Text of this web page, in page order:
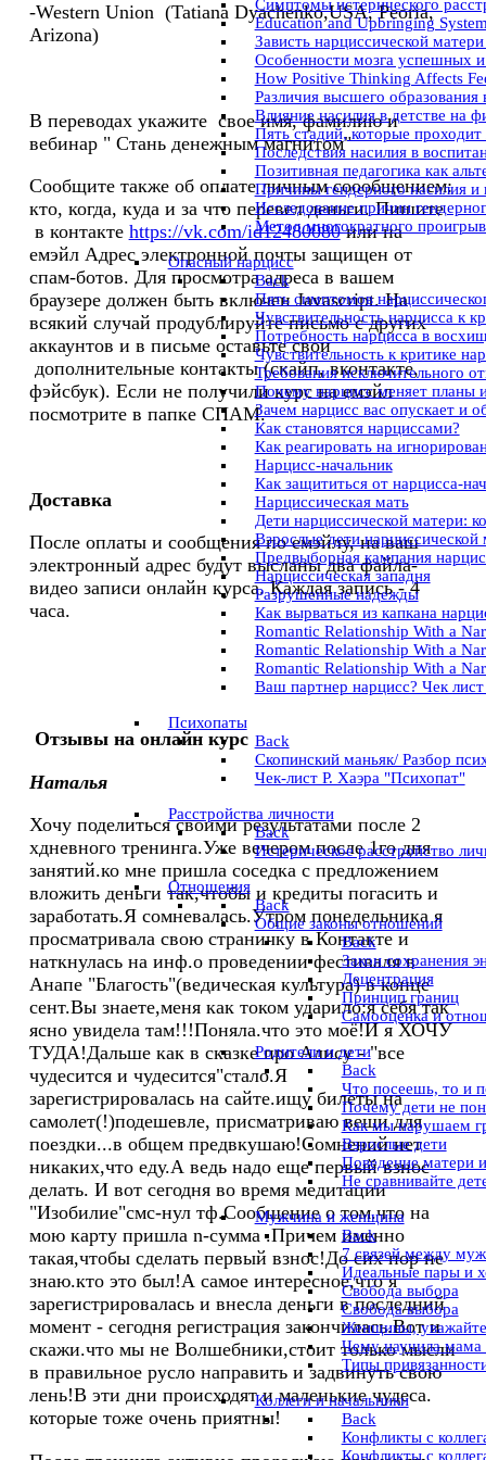
Симптомы истерического
Education and Upbringing
Зависть нарциссической
Особенности мозга успешных
How Positive Thinking Affects
Различия высшего
Влияние насилия в детстве на
Пять стадий, которые
Последствия насилия в
Позитивная педагогика как
Причины гендерного насилия и
Исследование причин
Метод многократного
Опасный нарцисс
Back
Пять симптомов
Чувствительность нарцисса к
Потребность нарцисса в
Чувствительность к критике
Требования исключительного
Почему нарцисс меняет планы
Зачем нарцисс вас опускает и
Как становятся нарциссами?
Как реагировать на
Нарцисс-начальник
Как защититься от нарцисса-
Нарциссическая мать
Дети нарциссической матери:
Взрослые дети нарциссической
Предвыборная кампания
Нарциссическая западня
Разрушенные надежды
Как вырваться из капкана
Romantic Relationship With a
Romantic Relationship With a
Romantic Relationship With a
Ваш партнер нарцисс? Чек
Психопаты
Back
Скопинский маньяк/ Разбор
Чек-лист Р. Хаэра "Психопат"
Расстройства личности
Back
Истерическое расстройство
Отношения
Back
Общие законы отношений
Back
Закон сохранения
Децентрация
Принцип границ
Самооценка и
Pодители и дети
Back
Что посеешь, то и
Почему дети не
Как мы нарушаем
Взрослые дети
Поведение матери
Не сравнивайте
Мужчина и женщина
Back
7 связей между
Идеальные пары и
Свобода выбора
Свобода выбора
Женщины,
Чему научила
Типы
Коллеги и начальники
Back
Конфликты с
Конфликты с
-Western Union (Tatiana Dyachenko,USA, Peoria,
Arizona)
В переводах укажите свое имя, фамилию и
вебинар " Стань денежным магнитом"
Сообщите также об оплате личным соообщением:
кто, когда, куда и за что перевел деньги. Пишите
в контакте https://vk.com/id12480080или на
емэйл Адрес электронной почты защищен от
спам-ботов. Для просмотра адреса в вашем
браузере должен быть включен Javascript.На
всякий случай продублируйте письмо с других
аккаунтов и в письме оставьте свои
дополнительные контакты (скайп, вконтакте,
фэйсбук). Если не получили курс на емэйл
посмотрите в папке СПАМ.
Доставка
После оплаты и сообщения по емэйлу, на ваш
электронный адрес будут высланы два файла-
видео записи онлайн курса. Каждая запись - 4
часа.
Отзывы на онлайн курс
Наталья
Хочу поделиться своими результатами после 2
хдневного тренинга.Уже вечером после 1го дня
занятий.ко мне пришла соседка с предложением
вложить деньги так,чтобы и кредиты погасить и
заработать.Я сомневалась.Утром понедельника я
просматривала свою страничку в Контакте и
наткнулась на инф.о проведении фестиваля в
Анапе "Благость"(ведическая культура) в конце
сент.Вы знаете,меня как током ударило:я себя так
ясно увидела там!!!Поняла.что это моё!И я ХОЧУ
ТУДА!Дальше как в сказке про Алису - "все
чудесится и чудесится"стало.Я
зарегистрировалась на сайте.ищу билеты на
самолет(!)подешевле, присматриваю вещи для
поездки...в общем предвкушаю!Сомнений нет
никаких,что еду.А ведь надо еще первый взнос
делать. И вот сегодня во время медитации
"Изобилие"смс-нул тф.Сообщение о том.что на
мою карту пришла n-сумма .Причем именно
такая,чтобы сделать первый взнос!До сих пор не
знаю.кто это был!А самое интересное,что я
зарегистрировалась и внесла деньги в последний
момент - сегодня регистрация закончилась.Вот и
скажи.что мы не Волшебники,стоит только мысли
в правильное русло направить и задвинуть свою
лень!В эти дни происходят и маленькие чудеса.
которые тоже очень приятны!